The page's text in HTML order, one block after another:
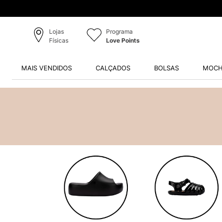
Lojas
Físicas
Programa
Love Points
MAIS VENDIDOS CALÇADOS BOLSAS